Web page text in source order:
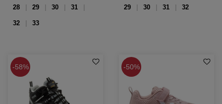
28 29 30 31
32 33
29 30 31 32
58% 50%